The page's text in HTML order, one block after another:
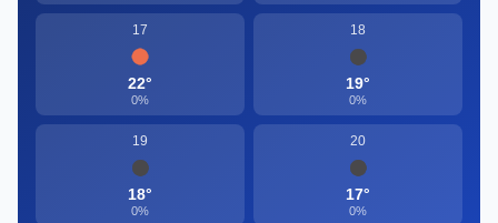
17
22°
0%
18
19°
0%
19
18°
0%
20
17°
0%